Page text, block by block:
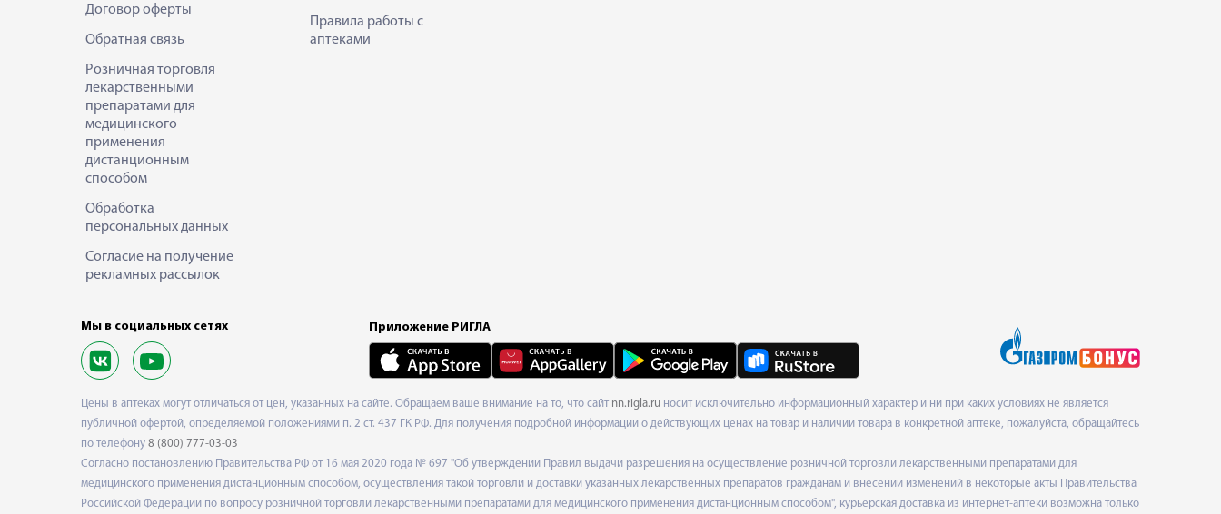
Договор оферты
Обратная связь
Розничная торговля
лекарственными
препаратами для
медицинского
применения
дистанционным
способом
Обработка
персональных данных
Согласие на получение
рекламных рассылок
Правила работы с
аптеками
Мы в социальных сетях Приложение РИГЛА
Цены в аптеках могут отличаться от цен, указанных на сайте. Обращаем ваше внимание на то, что сайт nn.rigla.ru носит исключительно информационный характер и ни при каких условиях не является
публичной офертой, определяемой положениями п. 2 ст. 437 ГК РФ. Для получения подробной информации о действующих ценах на товар и наличии товара в конкретной аптеке, пожалуйста, обращайтесь
по телефону 8 (800) 777-03-03
Согласно постановлению Правительства РФ от 16 мая 2020 года № 697 "Об утверждении Правил выдачи разрешения на осуществление розничной торговли лекарственными препаратами для
медицинского применения дистанционным способом, осуществления такой торговли и доставки указанных лекарственных препаратов гражданам и внесении изменений в некоторые акты Правительства
Российской Федерации по вопросу розничной торговли лекарственными препаратами для медицинского применения дистанционным способом", курьерская доставка из интернет-аптеки возможна только